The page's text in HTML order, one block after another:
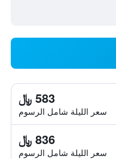
583 ﷼
سعر الليلة شامل الرسوم
836 ﷼
سعر الليلة شامل الرسوم